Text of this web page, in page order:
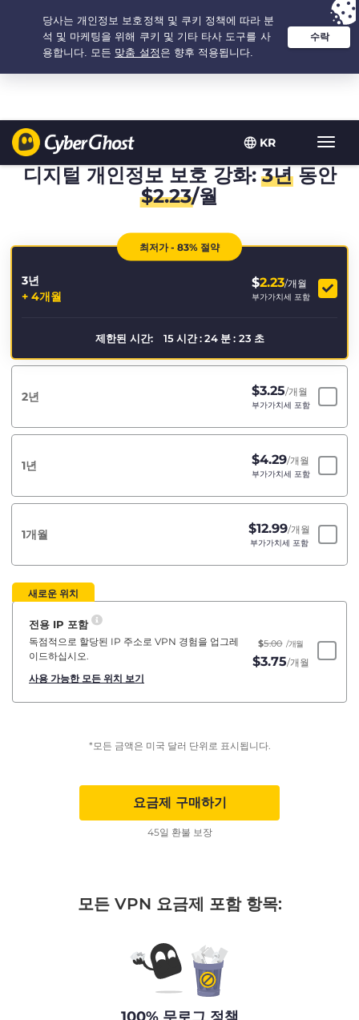
KR
탐
색
토
추천 옵션:최저가 - 3.3333333333333년 $ 2.23 /개월
디지털 개인정보 보호 강화:3년동안
$2.23/월
최저가 - 83% 절약
3년
+ 4개월
$2.23/개월
부가가치세 포함
제한된 시간: 15 시간 : 24 분 : 23 초
2년 $3.25/개월
부가가치세 포함
1년 $4.29/개월
부가가치세 포함
1개월 $12.99/개월
부가가치세 포함
새로운 위치
전용 IP 포함
독점적으로 할당된 IP 주소로 VPN 경험을 업그레
이드하십시오.
사용 가능한 모든 위치 보기
$5.00 /개월
$3.75/개월
*모든 금액은 미국 달러 단위로 표시됩니다.
요금제 구매하기
45일 환불 보장
모든 VPN 요금제 포함 항목: